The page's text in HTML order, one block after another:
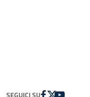
SEGUICI SUFACEBOOK
TWITTER
YOUTUBE